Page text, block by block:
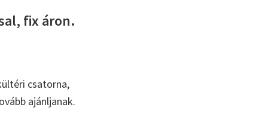
fix áron.
csatorna,
ajánljanak.